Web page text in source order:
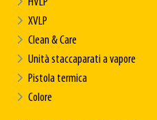
XVLP
Clean & Care
Unità staccaparati a vapore
Pistola termica
Colore